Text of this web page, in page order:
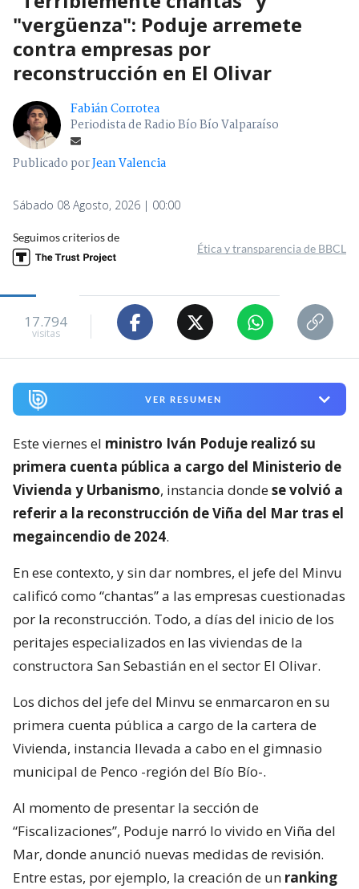
"vergüenza": Poduje arremete
contra empresas por
reconstrucción en El Olivar
Fabián Corrotea
Periodista de Radio Bío Bío Valparaíso
Publicado porJean Valencia
Sábado 08 Agosto, 2026 | 00:00
Seguimos criterios de
Ética y transparencia de BBCL
17.794
visitas
VER RESUMEN
Este viernes el ministro Iván Poduje realizó su
primera cuenta pública a cargo del Ministerio de
Vivienda y Urbanismo, instancia dondese volvió a
referir a la reconstrucción de Viña del Mar tras el
megaincendio de 2024.
En ese contexto, y sin dar nombres, el jefe del Minvu
calificó como “chantas” a las empresas cuestionadas
por la reconstrucción. Todo, a días del inicio de los
peritajes especializados en las viviendas de la
constructora San Sebastián en el sector El Olivar.
Los dichos del jefe del Minvu se enmarcaron en su
primera cuenta pública a cargo de la cartera de
Vivienda, instancia llevada a cabo en el gimnasio
municipal de Penco -región del Bío Bío-.
Al momento de presentar la sección de
“Fiscalizaciones”, Poduje narró lo vivido en Viña del
Mar, donde anunció nuevas medidas de revisión.
Entre estas, por ejemplo, la creación de un ranking